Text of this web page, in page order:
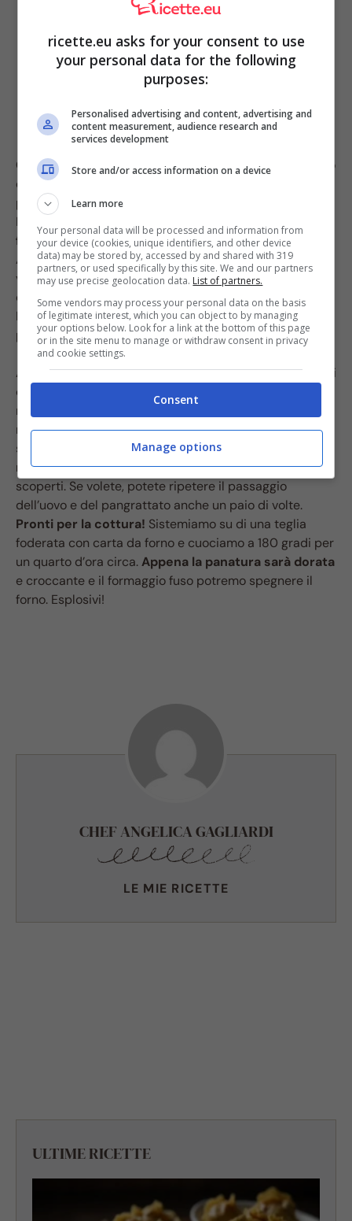
Come vi abbiamo accennato, la versione con prosciutto
e formaggio di solito piace a tutti. Se preferite, però,
potete usare altri affettati, così come verdure e simili.
Per prima cosa andiamo ad
fette di petto di pollousando in batticarne.
Accoppiamole quindi in base alla grandezza e tagliamo
via i bordi storti o in eccesso. Su entrambe le fettine di
ogni coppia sistemiamo il prosciutto e una sottiletta.
Richiudiamo a formare un sandwich e ripetiamo il
procedimento con tutte le fette di pollo.
Arriva il momento della panatura, dobbiamo assicurarci
che risulti perfetta e compatta affinché i Cordon Bleu
non si rovinino in cottura. Rotoliamo i sandwich prima
nella farina e poi immergiamoli nelle uova sbattute con
sale e pepe. Per ultimoandiamo a rotolare passare
nel pangrattato, avendo cura che non vi siano angoli
scoperti. Se volete, potete ripetere il passaggio
dell’uovo e del pangrattato anche un paio di volte.
Pronti per la cottura! Sistemiamo su di una teglia
foderata con carta da forno e cuociamo a 180 gradi per
un quarto d’ora circa.Appena la panatura sarà dorata
e croccante e il formaggio fuso potremo spegnere il
forno. Esplosivi!
CHEF ANGELICA GAGLIARDI
LE MIE RICETTE
ULTIME RICETTE
ricette.eu asks for your consent to use
your personal data for the following
purposes:
Personalised advertising and content, advertising and
content measurement, audience research and
services development
Store and/or access information on a device
Learn more
Your personal data will be processed and information from
your device (cookies, unique identifiers, and other device
data) may be stored by, accessed by and shared with 319
partners, or used specifically by this site. We and our partners
may use precise geolocation data. List of partners.
Some vendors may process your personal data on the basis
of legitimate interest, which you can object to by managing
your options below. Look for a link at the bottom of this page
or in the site menu to manage or withdraw consent in privacy
and cookie settings.
Consent
Manage options